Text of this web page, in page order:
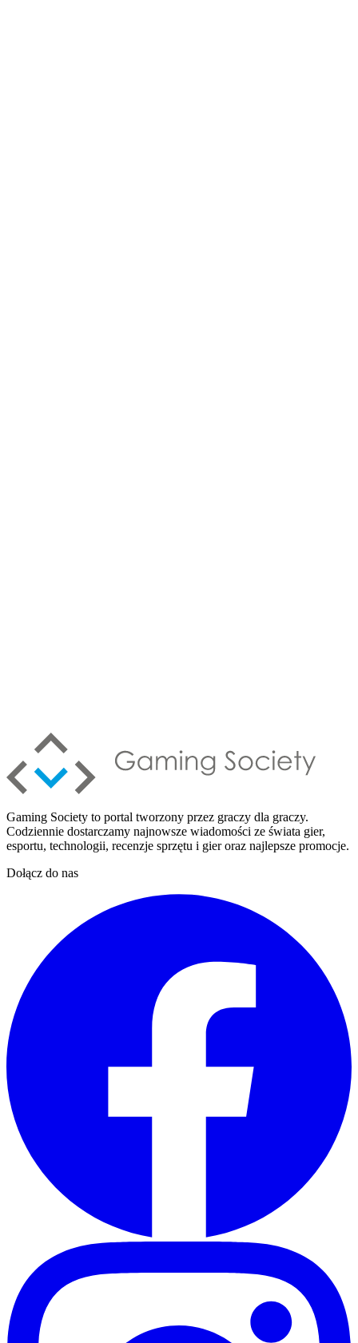
Gaming Society to portal tworzony przez graczy dla graczy.
Codziennie dostarczamy najnowsze wiadomości ze świata gier,
esportu, technologii, recenzje sprzętu i gier oraz najlepsze promocje.
Dołącz do nas